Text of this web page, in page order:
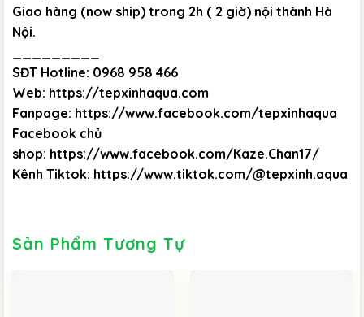
Giao hàng (now ship) trong 2h ( 2 giờ) nội thành Hà
Nội.
SĐT Hotline: 0968 958 466
Web: https://tepxinhaqua.com
Fanpage: https://www.facebook.com/tepxinhaqua
Facebook chủ
shop: https://www.facebook.com/Kaze.Chan17/
Kênh Tiktok: https://www.tiktok.com/@tepxinh.aqua
Sản Phẩm Tương Tự